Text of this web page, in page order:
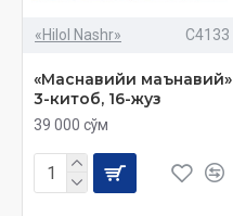
«Hilol Nashr» C4133
«Маснавийи маънавий»
3-китоб, 16-жуз
39 000 сўм